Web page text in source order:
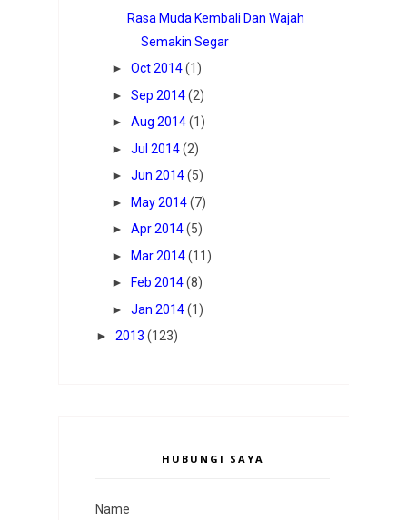
Rasa Muda Kembali Dan Wajah
Semakin Segar
► Oct 2014 (1)
► Sep 2014 (2)
► Aug 2014 (1)
► Jul 2014 (2)
► Jun 2014 (5)
►
May 2014 (7)
► Apr 2014 (5)
►
Mar 2014 (11)
►
Feb 2014 (8)
► Jan 2014 (1)
► 2013 (123)
HUBUNGI SAYA
Name